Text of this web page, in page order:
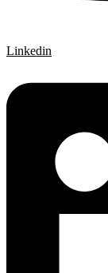
Linkedin